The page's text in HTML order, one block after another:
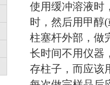
使用缓冲溶液时
时，然后用甲醇
柱塞杆外部，做
长时间不用仪器
存柱子，而应该